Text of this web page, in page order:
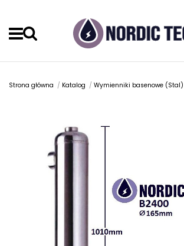
Strona główna Katalog Wymienniki basenowe (Stal)